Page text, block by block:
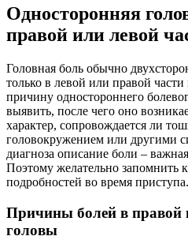
Односторонняя
правой или левой
Головная боль обычно
только в левой или правой
причину одностороннего
выявить, после чего оно
характер, сопровождается ли
головокружением или другими
диагноза описание боли –
Поэтому желательно запомнить
подробностей во время приступа.
Причины болей в правой
головы